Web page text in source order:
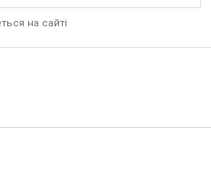
на сайті